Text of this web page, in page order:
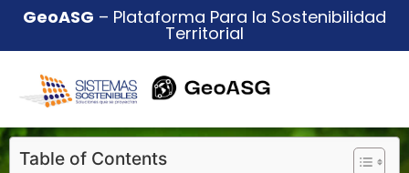
GeoASG – Plataforma Para la Sostenibilidad
Territorial
Table of Contents